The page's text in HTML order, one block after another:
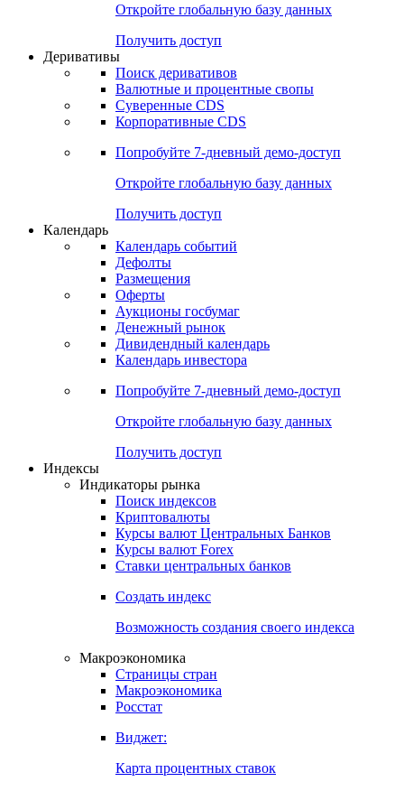
Откройте глобальную базу данных
Получить доступ
Деривативы
Поиск деривативов
Валютные и процентные свопы
Суверенные CDS
Корпоративные CDS
Попробуйте 7-дневный демо-доступ
Откройте глобальную базу данных
Получить доступ
Календарь
Календарь событий
Дефолты
Размещения
Оферты
Аукционы госбумаг
Денежный рынок
Дивидендный календарь
Календарь инвестора
Попробуйте 7-дневный демо-доступ
Откройте глобальную базу данных
Получить доступ
Индексы
Индикаторы рынка
Поиск индексов
Криптовалюты
Курсы валют Центральных Банков
Курсы валют Forex
Ставки центральных банков
Создать индекс
Возможность создания своего индекса
Макроэкономика
Страницы стран
Макроэкономика
Росстат
Виджет:
Карта процентных ставок